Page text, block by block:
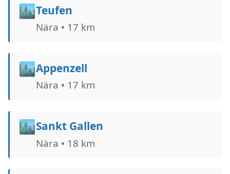
🏙️Teufen
Nära • 17 km
🏙️Appenzell
Nära • 17 km
🏙️Sankt Gallen
Nära • 18 km